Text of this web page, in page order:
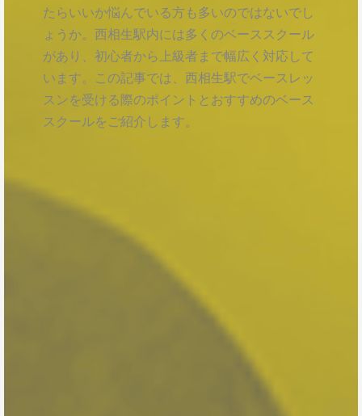
たらいいか悩んでいる方も多いのではないでし
ょうか。西相生駅内には多くのベーススクール
があり、初心者から上級者まで幅広く対応して
います。この記事では、西相生駅でベースレッ
スンを受ける際のポイントとおすすめのベース
スクールをご紹介します。